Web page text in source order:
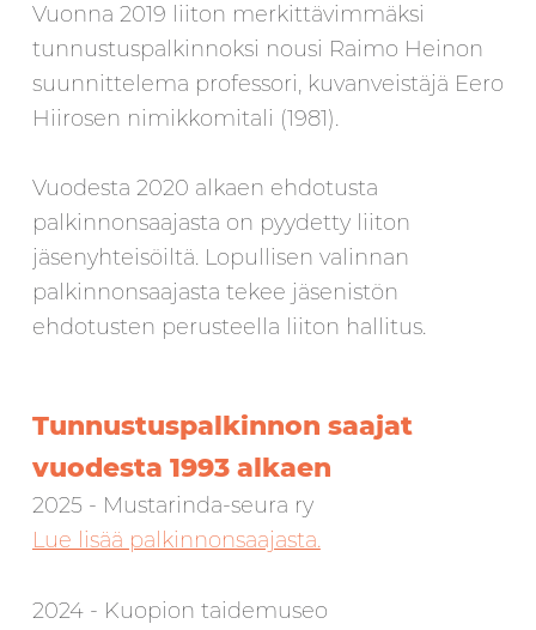
Vuonna 2019 liiton merkittävimmäksi
tunnustuspalkinnoksi nousi Raimo Heinon
suunnittelema professori, kuvanveistäjä Eero
Hiirosen nimikkomitali (1981).
Vuodesta 2020 alkaen ehdotusta
palkinnonsaajasta on pyydetty liiton
jäsenyhteisöiltä. Lopullisen valinnan
palkinnonsaajasta tekee jäsenistön
ehdotusten perusteella liiton hallitus.
Tunnustuspalkinnon saajat
vuodesta 1993 alkaen
2025 - Mustarinda-seura ry
Lue lisää palkinnonsaajasta.
2024 - Kuopion taidemuseo